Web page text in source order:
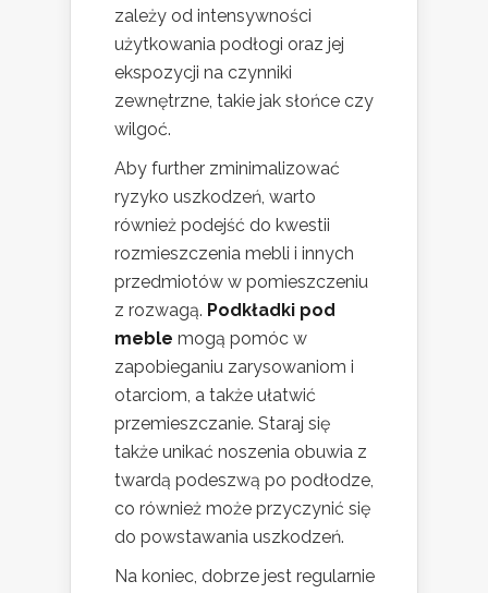
zależy od intensywności
użytkowania podłogi oraz jej
ekspozycji na czynniki
zewnętrzne, takie jak słońce czy
wilgoć.
Aby further zminimalizować
ryzyko uszkodzeń, warto
również podejść do kwestii
rozmieszczenia mebli i innych
przedmiotów w pomieszczeniu
z rozwagą. Podkładki pod
meble mogą pomóc w
zapobieganiu zarysowaniom i
otarciom, a także ułatwić
przemieszczanie. Staraj się
także unikać noszenia obuwia z
twardą podeszwą po podłodze,
co również może przyczynić się
do powstawania uszkodzeń.
Na koniec, dobrze jest regularnie